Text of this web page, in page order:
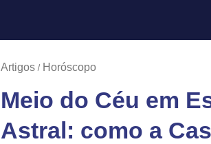
Artigos Horóscopo
Meio do Céu em
Astral: como a